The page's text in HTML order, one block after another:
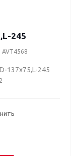
245
AVT4568
137х75,L-245